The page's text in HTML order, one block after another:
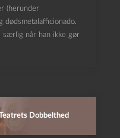
(herunder
dødsmetalafficionado.
særlig når han ikke gør
Dobbelthed